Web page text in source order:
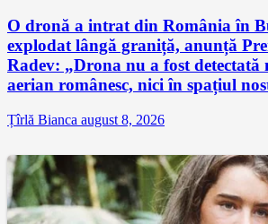
O dronă a intrat din România în
explodat lângă graniță, anunță
Radev: „Drona nu a fost detectată
aerian românesc, nici în spațiul
Țîrlă Bianca august 8, 2026